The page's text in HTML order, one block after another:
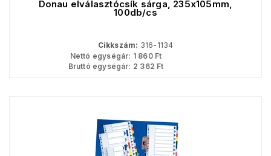
Donau elválasztócsík sárga, 235x105mm,
100db/cs
Cikkszám: 316-1134
Nettó egységár: 1 860Ft
Bruttó egységár: 2 362 Ft